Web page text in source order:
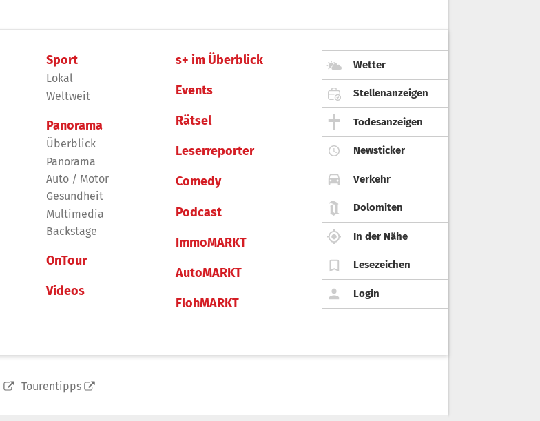
Sport
Lokal
Weltweit
Panorama
Überblick
Panorama
Auto / Motor
Gesundheit
Multimedia
Backstage
OnTour
Videos
s+ im Überblick
Events
Rätsel
Leserreporter
Comedy
Podcast
ImmoMARKT
AutoMARKT
FlohMARKT
Wetter
Stellenanzeigen
Todesanzeigen
Newsticker
Verkehr
Dolomiten
In der Nähe
Lesezeichen
Login
Tourentipps